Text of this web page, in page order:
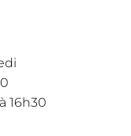
16h30